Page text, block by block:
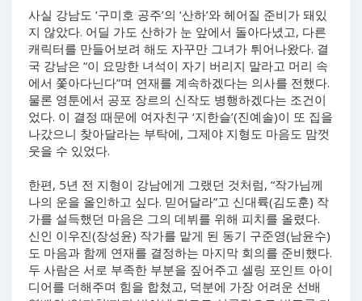
사실 강남도 ‘구미호 공주’의 ‘산하’와 헤어질 준비가 돼있
지 않았다. 어딜 가도 산하가 눈 앞에서 돌아다녔고, 다른
캐릭터를 만들어보려 해도 자꾸만 그녀가 튀어나왔다. 결
국 강남은 “이 요망한 녀석이 자기 버리지 말라고 머리 속
에서 쫓아다닌다”며 연재를 계속하겠다는 의사를 전했다.
물론 영툰에서 공포 장르의 신작도 병행하겠다는 조건이
었다. 이 결정 때문에 여자친구 ‘지한슬’(진예솔)이 또 집을
나갔으니 찾아달라는 부탁에, 그제야 지형도 마음도 맘껏
웃을 수 있었다.
한편, 5년 전 지형이 강남에게 그랬던 것처럼, “작가님께
나의 운을 올인하고 싶다. 믿어달라”고 신대륙(김도훈) 작
가를 설득했던 마음은 그의 데뷔를 위해 피치를 올렸다.
신인 이우진(장성윤) 작가를 맡게 된 동기 구준영(남윤수)
도 마음과 함께 연재를 결정하는 마지막 회의를 준비했다.
두 사람은 서로 부족한 부분을 짚어주고 셀링 포인트 아이
디어를 더해주며 힘을 합쳤고, 덕분에 가장 어려운 선배